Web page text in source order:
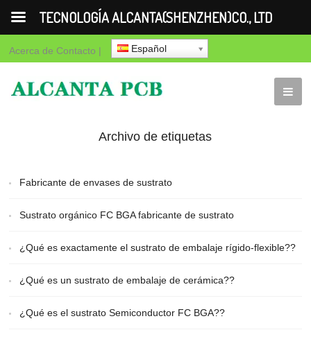
Acerca de Contacto | Español
Archivo de etiquetas
Fabricante de envases de sustrato
Sustrato orgánico FC BGA fabricante de sustrato
¿Qué es exactamente el sustrato de embalaje rígido-flexible??
¿Qué es un sustrato de embalaje de cerámica??
¿Qué es el sustrato Semiconductor FC BGA??
TECNOLOGÍA ALCANTA(SHENZHEN)CO., LTD